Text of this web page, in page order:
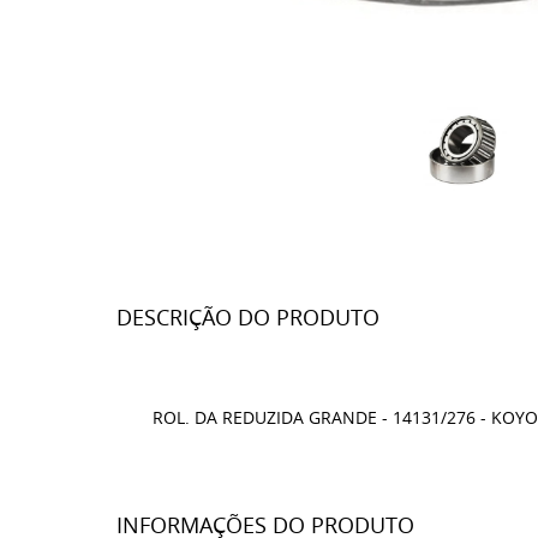
DESCRIÇÃO DO PRODUTO
ROL. DA REDUZIDA GRANDE - 14131/276 - KOYO
INFORMAÇÕES DO PRODUTO